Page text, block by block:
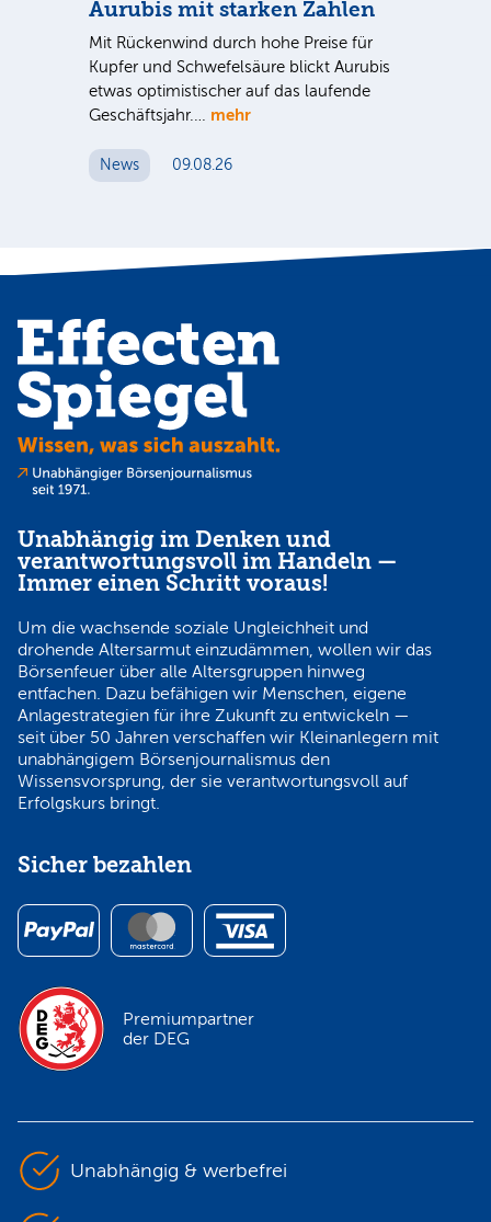
Aurubis mit starken Zahlen
Mit Rückenwind durch hohe Preise für
Kupfer und Schwefelsäure blickt Aurubis
etwas optimistischer auf das laufende
Geschäftsjahr.… mehr
News 09.08.26
Unabhängig im Denken und
verantwortungsvoll im Handeln —
Immer einen Schritt voraus!
Um die wachsende soziale Ungleichheit und
drohende Altersarmut einzudämmen, wollen wir das
Börsenfeuer über alle Altersgruppen hinweg
entfachen. Dazu befähigen wir Menschen, eigene
Anlagestrategien für ihre Zukunft zu entwickeln —
seit über 50 Jahren verschaffen wir Kleinanlegern mit
unabhängigem Börsenjournalismus den
Wissensvorsprung, der sie verantwortungsvoll auf
Erfolgskurs bringt.
Sicher bezahlen
Premiumpartner
der DEG
Unabhängig & werbefrei